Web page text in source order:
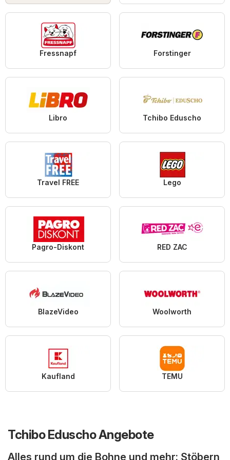
Fressnapf Forstinger
Libro Tchibo Eduscho
Travel FREE Lego
Pagro-Diskont RED ZAC
BlazeVideo Woolworth
Kaufland TEMU
Tchibo Eduscho Angebote
Alles rund um die Bohne und mehr: Stöbern